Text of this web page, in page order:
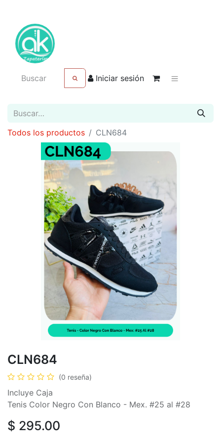
Iniciar sesión
Todos los productos CLN684
CLN684
(0 reseña)
Incluye Caja
Tenis Color Negro Con Blanco - Mex. #25 al #28
$ 295.00